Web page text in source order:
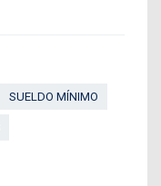
SUELDO MÍNIMO